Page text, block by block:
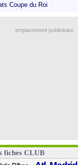
Coupe du Roi
emplacement publicitaire
fiches CLUB